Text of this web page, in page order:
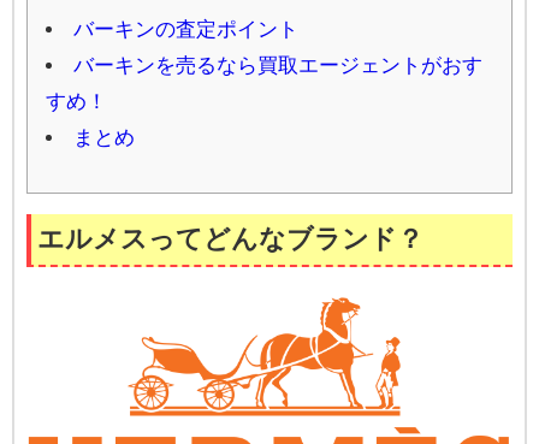
バーキンの査定ポイント
バーキンを売るなら買取エージェントがおす
すめ！
まとめ
エルメスってどんなブランド？